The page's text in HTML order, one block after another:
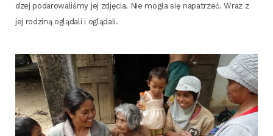
dzej poda­ro­wa­li­śmy jej zdję­cia. Nie mogła się napa­trzeć. Wraz z
jej rodzi­ną oglą­da­li i oglądali.